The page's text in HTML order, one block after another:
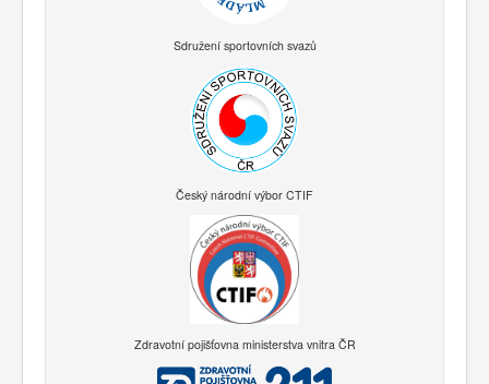
Sdružení sportovních svazů
Český národní výbor CTIF
Zdravotní pojišťovna ministerstva vnitra ČR